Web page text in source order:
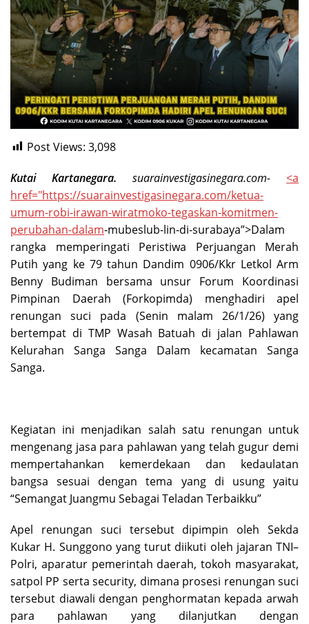
Post Views: 3,098
Kutai Kartanegara. suarainvestigasinegara.com-
<a
href="https://suarainvestigasinegara.com/ketua-
umum-robi-irawan-wiratmoko-tegaskan-komitmen-
perubahan-dalam-mubeslub-lin-di-surabaya”>Dalam
rangka memperingati Peristiwa Perjuangan Merah
Putih yang ke 79 tahun Dandim 0906/Kkr Letkol Arm
Benny Budiman bersama unsur Forum Koordinasi
Pimpinan Daerah (Forkopimda) menghadiri apel
renungan suci pada (Senin malam 26/1/26) yang
bertempat di TMP Wasah Batuah di jalan Pahlawan
Kelurahan Sanga Sanga Dalam kecamatan Sanga
Sanga.
Kegiatan ini menjadikan salah satu renungan untuk
mengenang jasa para pahlawan yang telah gugur demi
mempertahankan kemerdekaan dan kedaulatan
bangsa sesuai dengan tema yang di usung yaitu
“Semangat Juangmu Sebagai Teladan Terbaikku”
Apel renungan suci tersebut dipimpin oleh Sekda
Kukar H. Sunggono yang turut diikuti oleh jajaran TNI–
Polri, aparatur pemerintah daerah, tokoh masyarakat,
satpol PP serta security, dimana prosesi renungan suci
tersebut diawali dengan penghormatan kepada arwah
para pahlawan yang dilanjutkan dengan